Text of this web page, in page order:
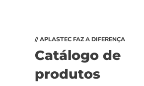
// APLASTEC FAZ A DIFERENÇA
Catálogo de
produtos